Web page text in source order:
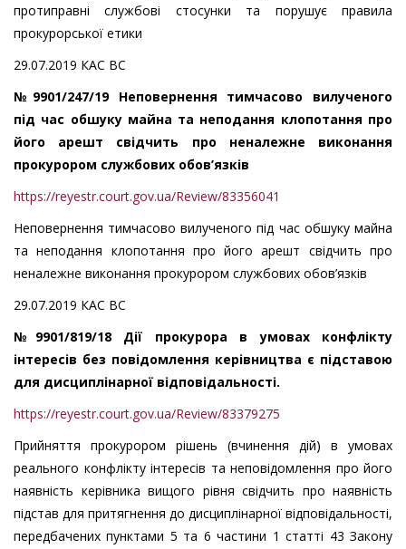
протиправні службові стосунки та порушує правила
прокурорської етики
29.07.2019 КАC ВС
№9901/247/19 Неповернення тимчасово вилученого
під час обшуку майна та неподання клопотання про
його арешт свідчить про неналежне виконання
прокурором службових обов’язків
https://reyestr.court.gov.ua/Review/83356041
Неповернення тимчасово вилученого під час обшуку майна
та неподання клопотання про його арешт свідчить про
неналежне виконання прокурором службових обов’язків
29.07.2019 КАC ВС
№9901/819/18 Дії прокурора в умовах конфлікту
інтересів без повідомлення керівництва є підставою
для дисциплінарної відповідальності.
https://reyestr.court.gov.ua/Review/83379275
Прийняття прокурором рішень (вчинення дій) в умовах
реального конфлікту інтересів та неповідомлення про його
наявність керівника вищого рівня свідчить про наявність
підстав для притягнення до дисциплінарної відповідальності,
передбачених пунктами 5 та 6 частини 1 статті 43 Закону